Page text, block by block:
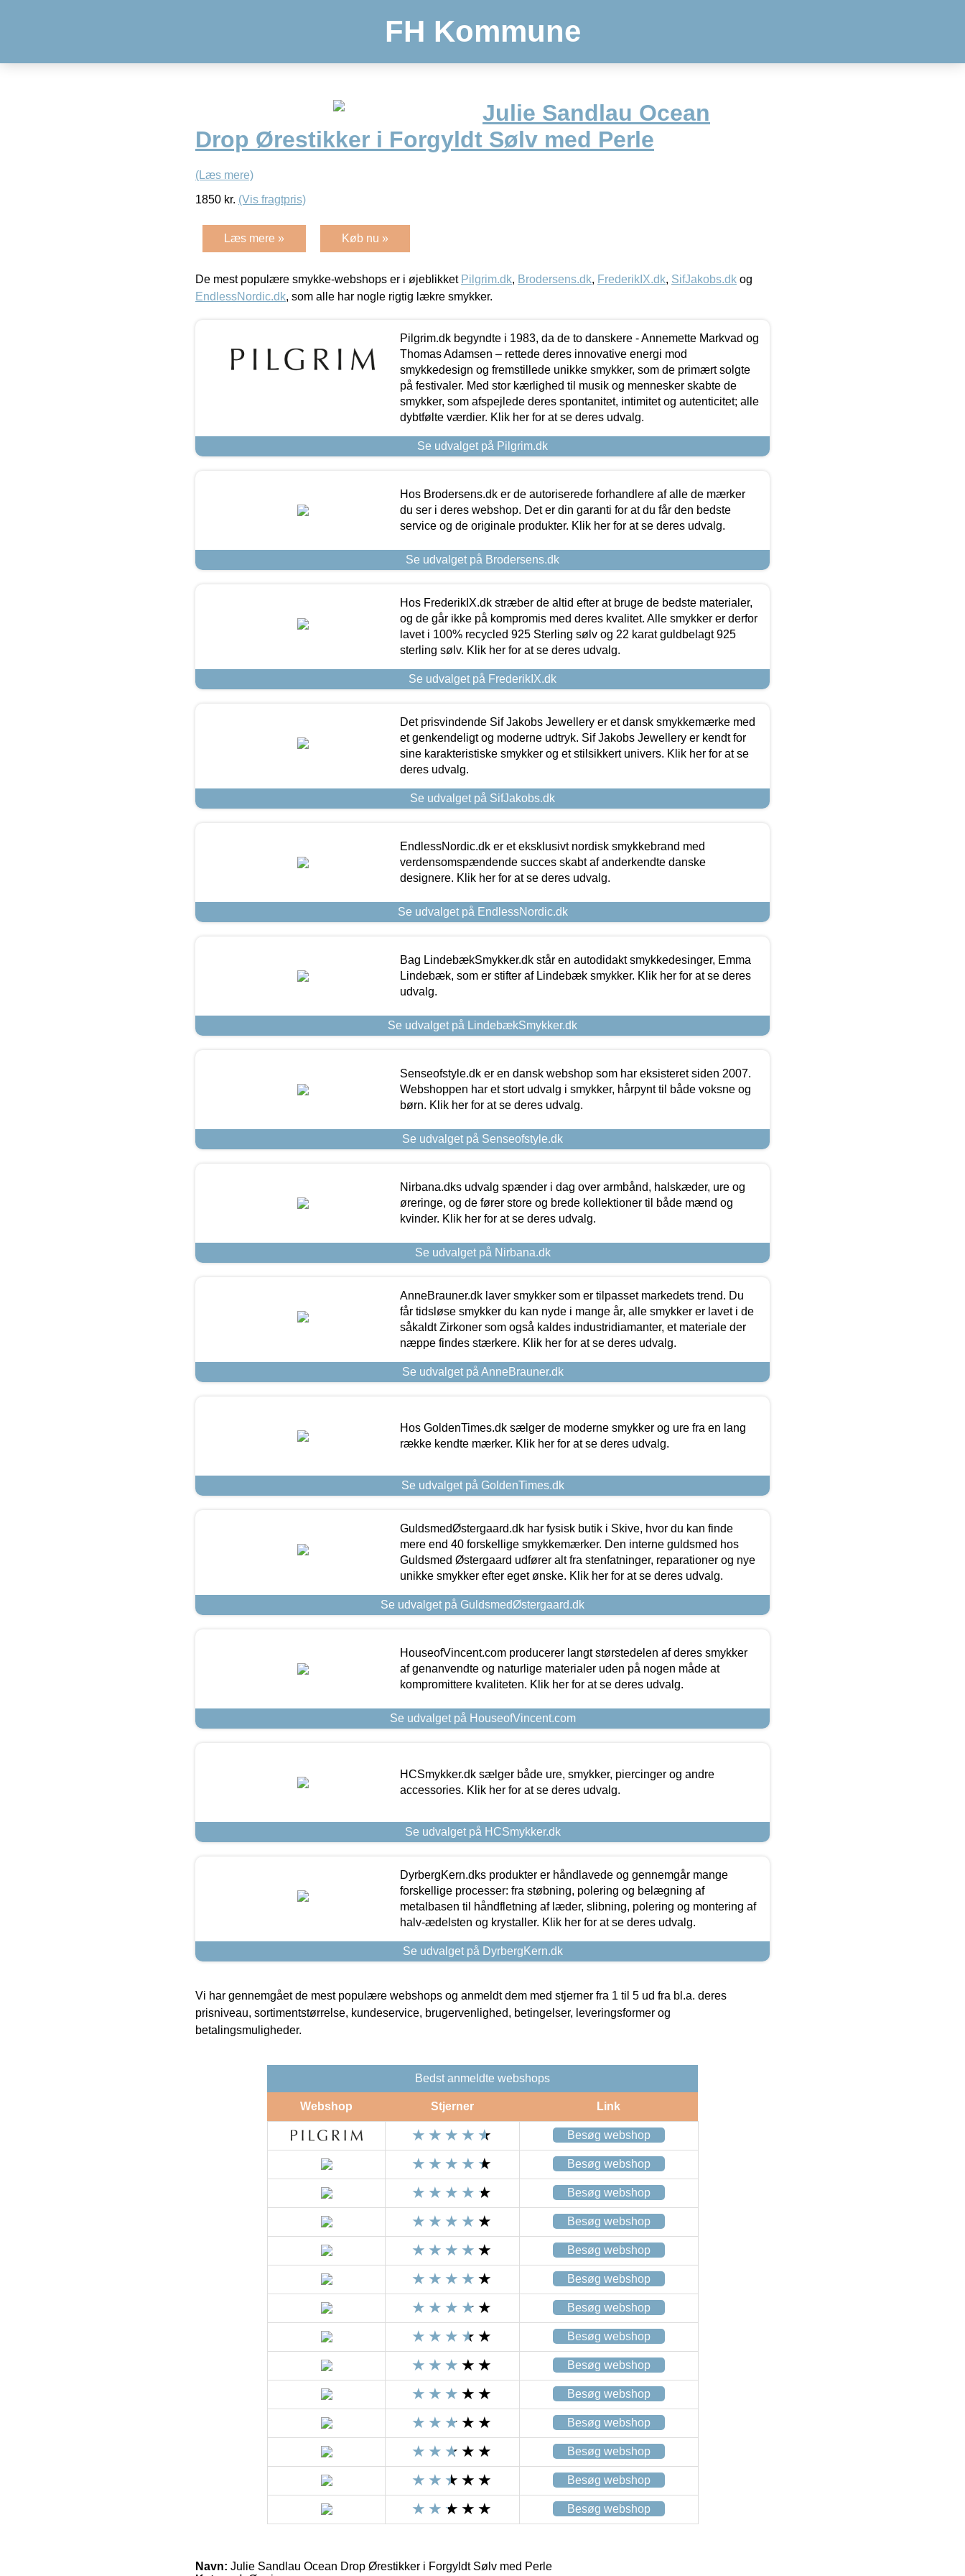
FH Kommune
Julie Sandlau Ocean
Drop Ørestikker i Forgyldt Sølv med Perle
(Læs mere)
1850 kr. (Vis fragtpris)
Læs mere » Køb nu »
De mest populære smykke-webshops er i øjeblikket Pilgrim.dk, Brodersens.dk, FrederikIX.dk, SifJakobs.dk og
EndlessNordic.dk, som alle har nogle rigtig lækre smykker.
Pilgrim.dk begyndte i 1983, da de to danskere - Annemette Markvad og
Thomas Adamsen – rettede deres innovative energi mod
smykkedesign og fremstillede unikke smykker, som de primært solgte
på festivaler. Med stor kærlighed til musik og mennesker skabte de
smykker, som afspejlede deres spontanitet, intimitet og autenticitet; alle
dybtfølte værdier. Klik her for at se deres udvalg.
Se udvalget på Pilgrim.dk
Hos Brodersens.dk er de autoriserede forhandlere af alle de mærker
du ser i deres webshop. Det er din garanti for at du får den bedste
service og de originale produkter. Klik her for at se deres udvalg.
Se udvalget på Brodersens.dk
Hos FrederikIX.dk stræber de altid efter at bruge de bedste materialer,
og de går ikke på kompromis med deres kvalitet. Alle smykker er derfor
lavet i 100% recycled 925 Sterling sølv og 22 karat guldbelagt 925
sterling sølv. Klik her for at se deres udvalg.
Se udvalget på FrederikIX.dk
Det prisvindende Sif Jakobs Jewellery er et dansk smykkemærke med
et genkendeligt og moderne udtryk. Sif Jakobs Jewellery er kendt for
sine karakteristiske smykker og et stilsikkert univers. Klik her for at se
deres udvalg.
Se udvalget på SifJakobs.dk
EndlessNordic.dk er et eksklusivt nordisk smykkebrand med
verdensomspændende succes skabt af anderkendte danske
designere. Klik her for at se deres udvalg.
Se udvalget på EndlessNordic.dk
Bag LindebækSmykker.dk står en autodidakt smykkedesinger, Emma
Lindebæk, som er stifter af Lindebæk smykker. Klik her for at se deres
udvalg.
Se udvalget på LindebækSmykker.dk
Senseofstyle.dk er en dansk webshop som har eksisteret siden 2007.
Webshoppen har et stort udvalg i smykker, hårpynt til både voksne og
børn. Klik her for at se deres udvalg.
Se udvalget på Senseofstyle.dk
Nirbana.dks udvalg spænder i dag over armbånd, halskæder, ure og
øreringe, og de fører store og brede kollektioner til både mænd og
kvinder. Klik her for at se deres udvalg.
Se udvalget på Nirbana.dk
AnneBrauner.dk laver smykker som er tilpasset markedets trend. Du
får tidsløse smykker du kan nyde i mange år, alle smykker er lavet i de
såkaldt Zirkoner som også kaldes industridiamanter, et materiale der
næppe findes stærkere. Klik her for at se deres udvalg.
Se udvalget på AnneBrauner.dk
Hos GoldenTimes.dk sælger de moderne smykker og ure fra en lang
række kendte mærker. Klik her for at se deres udvalg.
Se udvalget på GoldenTimes.dk
GuldsmedØstergaard.dk har fysisk butik i Skive, hvor du kan finde
mere end 40 forskellige smykkemærker. Den interne guldsmed hos
Guldsmed Østergaard udfører alt fra stenfatninger, reparationer og nye
unikke smykker efter eget ønske. Klik her for at se deres udvalg.
Se udvalget på GuldsmedØstergaard.dk
HouseofVincent.com producerer langt størstedelen af deres smykker
af genanvendte og naturlige materialer uden på nogen måde at
kompromittere kvaliteten. Klik her for at se deres udvalg.
Se udvalget på HouseofVincent.com
HCSmykker.dk sælger både ure, smykker, piercinger og andre
accessories. Klik her for at se deres udvalg.
Se udvalget på HCSmykker.dk
DyrbergKern.dks produkter er håndlavede og gennemgår mange
forskellige processer: fra støbning, polering og belægning af
metalbasen til håndfletning af læder, slibning, polering og montering af
halv-ædelsten og krystaller. Klik her for at se deres udvalg.
Se udvalget på DyrbergKern.dk
Vi har gennemgået de mest populære webshops og anmeldt dem med stjerner fra 1 til 5 ud fra bl.a. deres
prisniveau, sortimentstørrelse, kundeservice, brugervenlighed, betingelser, leveringsformer og
betalingsmuligheder.
Bedst anmeldte webshops
Webshop Stjerner Link
Besøg webshop
Besøg webshop
Besøg webshop
Besøg webshop
Besøg webshop
Besøg webshop
Besøg webshop
Besøg webshop
Besøg webshop
Besøg webshop
Besøg webshop
Besøg webshop
Besøg webshop
Besøg webshop
Navn: Julie Sandlau Ocean Drop Ørestikker i Forgyldt Sølv med Perle